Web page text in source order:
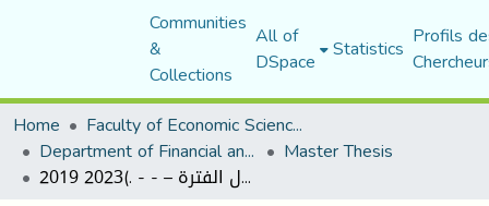
Communities
&
Collections
All of
DSpace Statistics Profils
Home
Faculty of Economic Sciences, Commerce and Management Sciences
Department of Financial and Accounting Sciences Master Thesis
فعالية الاقتطاع من المصدر في النظام الضريبي الج ا زئري د ا رسة تحميمية لض ا رئب الاقتطاع من المصدر بمديرية الض ا رئب لولاية المسيمة خلال الفترة – - - .)2023 2019(